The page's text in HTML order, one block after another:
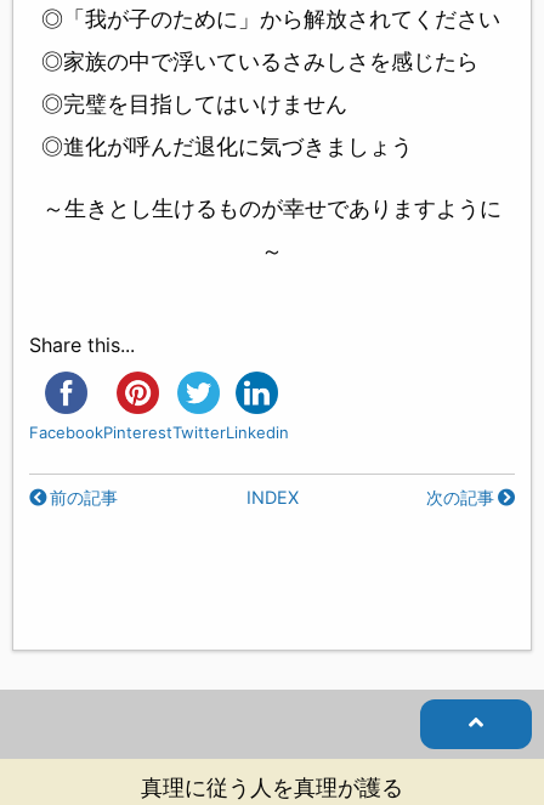
◎「我が子のために」から解放されてください
◎家族の中で浮いているさみしさを感じたら
◎完璧を目指してはいけません
◎進化が呼んだ退化に気づきましょう
～生きとし生けるものが幸せでありますように
～
Share this...
FacebookPinterestTwitterLinkedin
前の記事 INDEX 次の記事
真理に従う人を真理が護る